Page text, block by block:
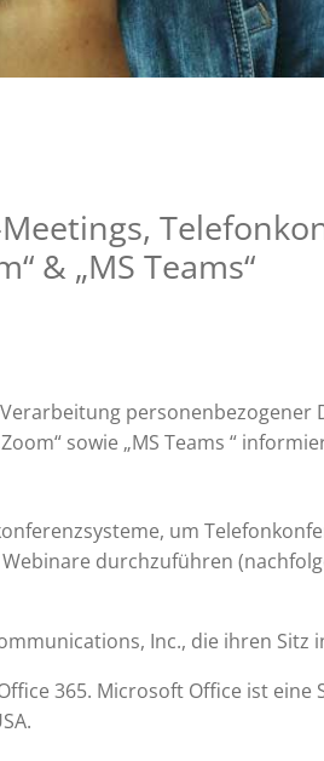
& „MS Teams“
personenbezogener
sowie „MS Teams “
um
durchzuführen
Inc., die ihren Sitz
365. Microsoft Office ist eine